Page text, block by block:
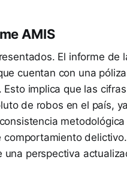
AMIS
El informe de
cuentan con una
implica que las
de robos en el país,
perspectiva